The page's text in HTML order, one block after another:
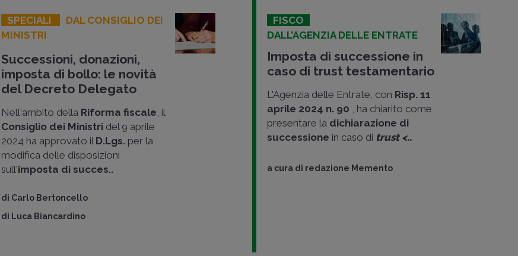
SPECIALI
DAL CONSIGLIO DEI
MINISTRI
Successioni, donazioni,
imposta di bollo: le novità
del Decreto Delegato
Nell'ambito della Riforma fiscale, il
Consiglio dei Ministri del 9 aprile
2024 ha approvato il D.Lgs. per la
modifica delle disposizioni
sull'imposta di succes..
di Carlo Bertoncello
di Luca Biancardino
FISCO
DALL’AGENZIA DELLE ENTRATE
Imposta di successione in
caso di trust testamentario
L'Agenzia delle Entrate, con Risp. 11
aprile 2024 n. 90 , ha chiarito come
presentare la dichiarazione di
successione in caso di trust <..
a cura di redazione Memento